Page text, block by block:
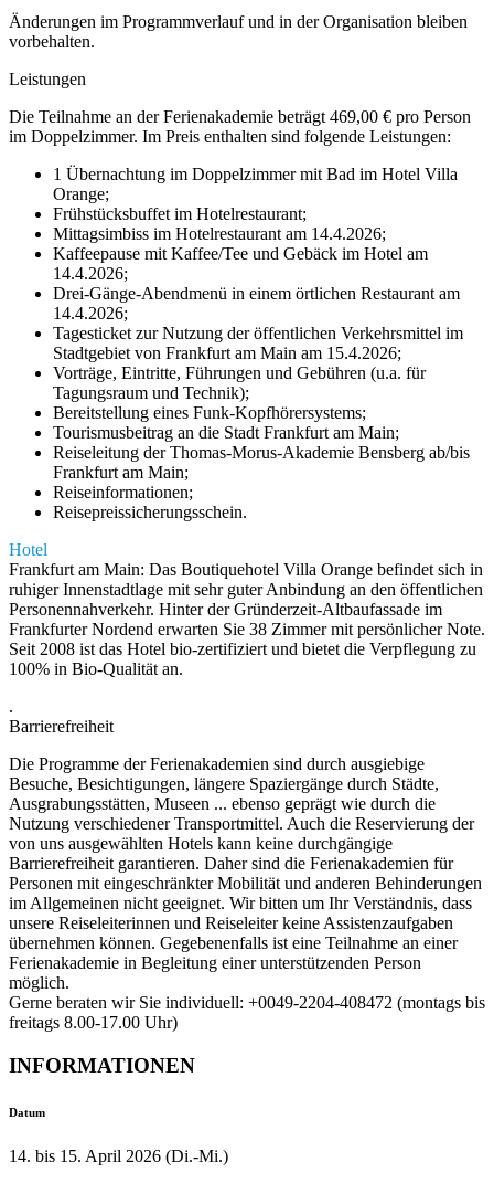
Änderungen im Programmverlauf und in der Organisation bleiben
vorbehalten.
Leistungen
Die Teilnahme an der Ferienakademie beträgt 469,00 € pro Person
im Doppelzimmer. Im Preis enthalten sind folgende Leistungen:
1 Übernachtung im Doppelzimmer mit Bad im Hotel Villa
Orange;
Frühstücksbuffet im Hotelrestaurant;
Mittagsimbiss im Hotelrestaurant am 14.4.2026;
Kaffeepause mit Kaffee/Tee und Gebäck im Hotel am
14.4.2026;
Drei-Gänge-Abendmenü in einem örtlichen Restaurant am
14.4.2026;
Tagesticket zur Nutzung der öffentlichen Verkehrsmittel im
Stadtgebiet von Frankfurt am Main am 15.4.2026;
Vorträge, Eintritte, Führungen und Gebühren (u.a. für
Tagungsraum und Technik);
Bereitstellung eines Funk-Kopfhörersystems;
Tourismusbeitrag an die Stadt Frankfurt am Main;
Reiseleitung der Thomas-Morus-Akademie Bensberg ab/bis
Frankfurt am Main;
Reiseinformationen;
Reisepreissicherungsschein.
Hotel
Frankfurt am Main: Das Boutiquehotel Villa Orange befindet sich in
ruhiger Innenstadtlage mit sehr guter Anbindung an den öffentlichen
Personennahverkehr. Hinter der Gründerzeit-Altbaufassade im
Frankfurter Nordend erwarten Sie 38 Zimmer mit persönlicher Note.
Seit 2008 ist das Hotel bio-zertifiziert und bietet die Verpflegung zu
100% in Bio-Qualität an.
.
Barrierefreiheit
Die Programme der Ferienakademien sind durch ausgiebige
Besuche, Besichtigungen, längere Spaziergänge durch Städte,
Ausgrabungsstätten, Museen ... ebenso geprägt wie durch die
Nutzung verschiedener Transportmittel. Auch die Reservierung der
von uns ausgewählten Hotels kann keine durchgängige
Barrierefreiheit garantieren. Daher sind die Ferienakademien für
Personen mit eingeschränkter Mobilität und anderen Behinderungen
im Allgemeinen nicht geeignet. Wir bitten um Ihr Verständnis, dass
unsere Reiseleiterinnen und Reiseleiter keine Assistenzaufgaben
übernehmen können. Gegebenenfalls ist eine Teilnahme an einer
Ferienakademie in Begleitung einer unterstützenden Person
möglich.
Gerne beraten wir Sie individuell: +0049-2204-408472 (montags bis
freitags 8.00-17.00 Uhr)
INFORMATIONEN
Datum
14. bis 15. April 2026 (Di.-Mi.)